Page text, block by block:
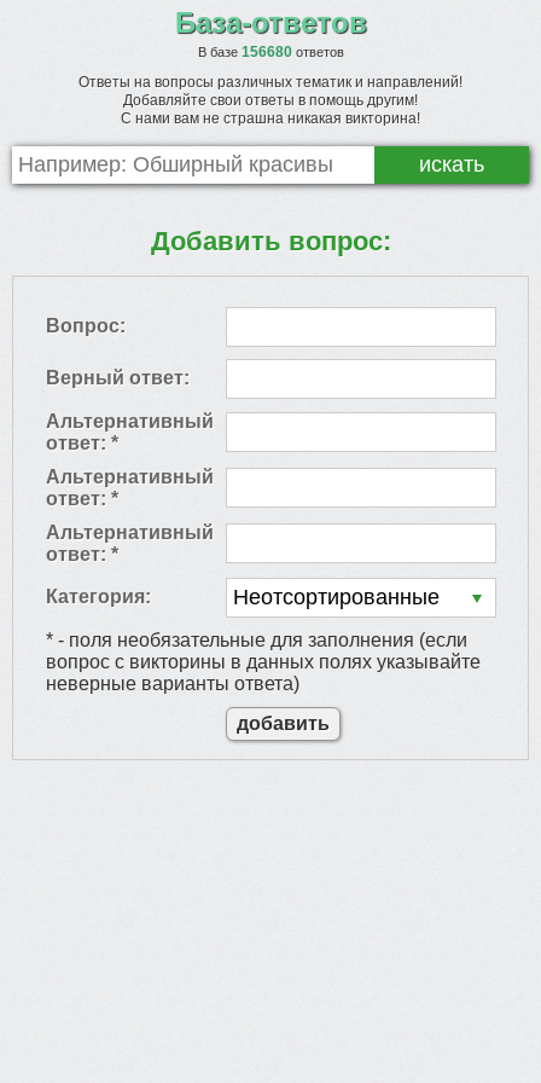
База-ответов
В базе 156680ответов
Ответы на вопросы различных тематик и направлений!
Добавляйте свои ответы в помощь другим!
С нами вам не страшна никакая викторина!
Добавить вопрос:
Вопрос:
Верный ответ:
Альтернативный
ответ: *
Альтернативный
ответ: *
Альтернативный
ответ: *
Категория:
* - поля необязательные для заполнения (если
вопрос с викторины в данных полях указывайте
неверные варианты ответа)